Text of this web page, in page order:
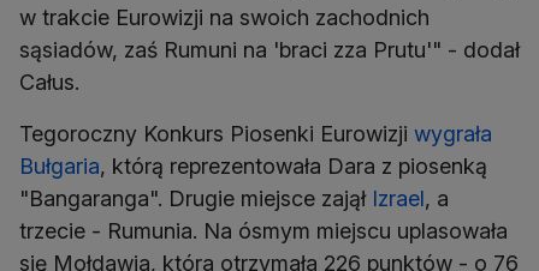
w trakcie Eurowizji na swoich zachodnich
sąsiadów, zaś Rumuni na 'braci zza Prutu'" - dodał
Całus.
Tegoroczny Konkurs Piosenki Eurowizji wygrała
Bułgaria, którą reprezentowała Dara z piosenką
"Bangaranga". Drugie miejsce zajął Izrael, a
trzecie - Rumunia. Na ósmym miejscu uplasowała
się Mołdawia, która otrzymała 226 punktów - o 76